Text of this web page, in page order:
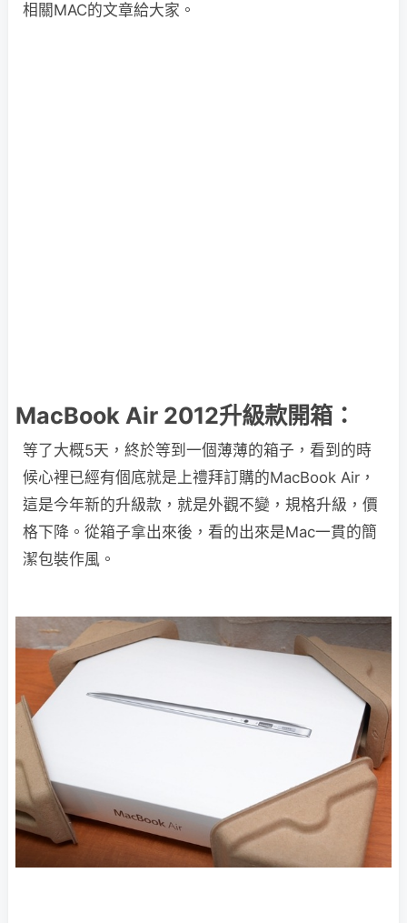
相關MAC的文章給大家。
MacBook Air 2012升級款開箱：
等了大概5天，終於等到一個薄薄的箱子，看到的時
候心裡已經有個底就是上禮拜訂購的MacBook Air，
這是今年新的升級款，就是外觀不變，規格升級，價
格下降。從箱子拿出來後，看的出來是Mac一貫的簡
潔包裝作風。